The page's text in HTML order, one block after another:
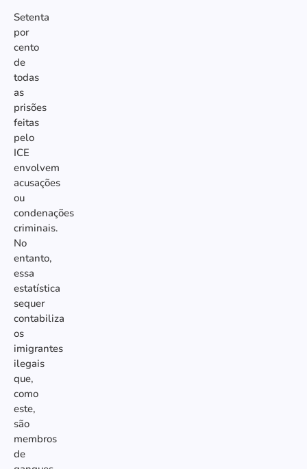
Setenta
por
cento
de
todas
as
prisões
feitas
pelo
ICE
envolvem
acusações
ou
condenações
criminais.
No
entanto,
essa
estatística
sequer
contabiliza
os
imigrantes
ilegais
que,
como
este,
são
membros
de